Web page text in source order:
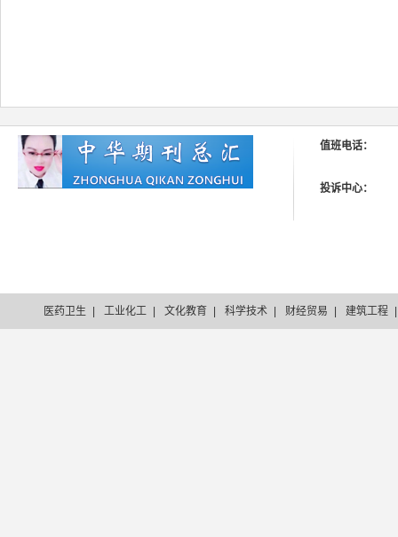
值班电话：
投诉中心：
医药卫生 工业化工 文化教育 科学技术 财经贸易 建筑工程